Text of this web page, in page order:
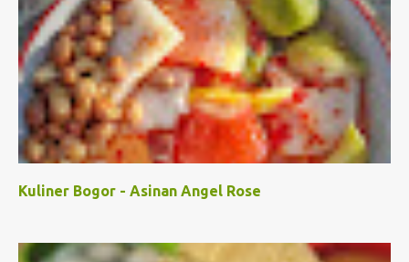
Kuliner Bogor - Asinan Angel Rose